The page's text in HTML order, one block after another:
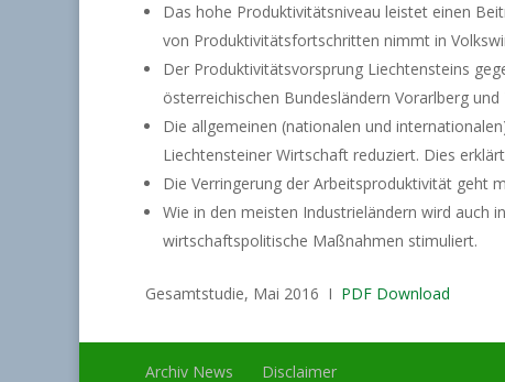
Das hohe Produktivitätsniveau leistet einen
von Produktivitätsfortschritten nimmt in
Der Produktivitätsvorsprung Liechtensteins
österreichischen Bundesländern Vorarlberg
Die allgemeinen (nationalen und
Liechtensteiner Wirtschaft reduziert. Dies
Die Verringerung der Arbeitsproduktivität geht
Wie in den meisten Industrieländern wird auch
wirtschaftspolitische Maßnahmen stimuliert.
Gesamtstudie, Mai 2016 I PDF Download
Archiv News Disclaimer